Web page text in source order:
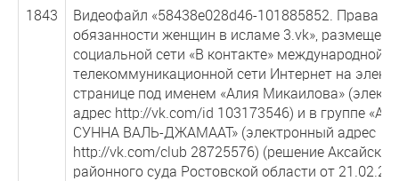
1843
Видеофайл «58438е028d46-101885852. Права и
обязанности женщин в исламе 3.vk»,
социальной сети «В контакте» международной
телекоммуникационной сети Интернет на
странице под именем «Алия Микаилова»
адрес http://vk.com/id 103173546) и в группе
СУННА ВАЛЬ-ДЖАМААТ» (электронный адрес
http://vk.com/club 28725576) (решение
районного суда Ростовской области от